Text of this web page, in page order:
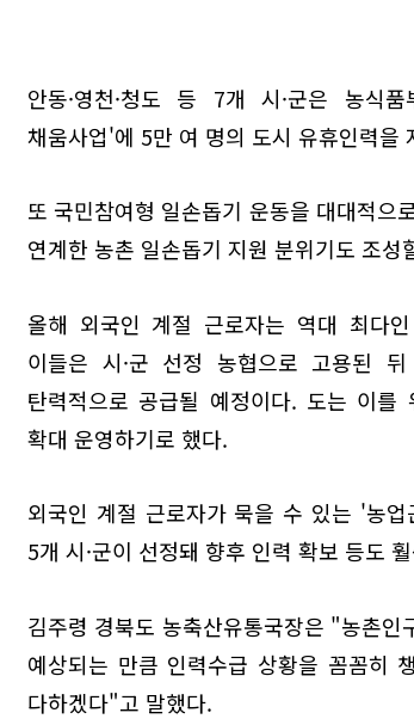
안동·영천·청도 등 7개 시·군은 농식
채움사업'에 5만 여 명의 도시 유휴인력을
또 국민참여형 일손돕기 운동을 대대적으
연계한 농촌 일손돕기 지원 분위기도 조성
올해 외국인 계절 근로자는 역대 최다
이들은 시·군 선정 농협으로 고용된
탄력적으로 공급될 예정이다. 도는 이
확대 운영하기로 했다.
외국인 계절 근로자가 묵을 수 있는 '농
5개 시·군이 선정돼 향후 인력 확보 등도
김주령 경북도 농축산유통국장은 "농촌
예상되는 만큼 인력수급 상황을 꼼꼼히
다하겠다"고 말했다.